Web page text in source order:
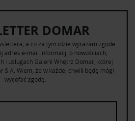
DOMAR
a co za tym idzie wyrażam zgodę
adres e-mail informacji o nowościach,
i usługach Galerii Wnętrz Domar, której
S.A. Wiem, że w każdej chwili będę mógł
wycofać zgodę.